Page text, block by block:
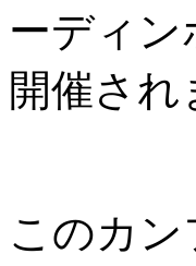
ーディ
開催され
このカ